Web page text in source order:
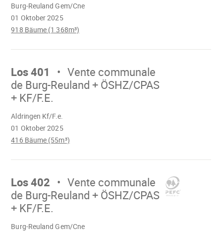
01 Oktober 2025
Burg-Reuland Gem/Cne
918 Bäume (1 368m³)
geladen
Mach
Los 401
Vente communale
de Burg-Reuland + ÖSHZ/CPAS
+ KF/F.E.
01 Oktober 2025
Aldringen Kf/F.e.
416 Bäume (55m³)
Mach
Los 402
Vente communale
de Burg-Reuland + ÖSHZ/CPAS
+ KF/F.E.
Burg-Reuland Gem/Cnegeladen